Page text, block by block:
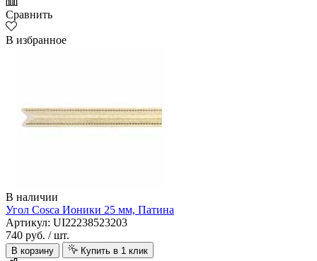
Сравнить
В избранное
В наличии
Угол Cosca Ионики 25 мм, Патина
Артикул: UI22238523203
740 руб. / шт.
В корзину Купить в 1 клик